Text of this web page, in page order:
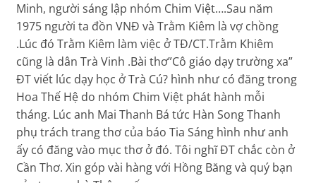
Minh, người sáng lập nhóm Chim Việt….Sau năm
1975 người ta đồn VNĐ và Trằm Kiêm là vợ chồng
.Lúc đó Trằm Kiêm làm việc ở TĐ/CT.Trằm Khiêm
cũng là dân Trà Vinh .Bài thơ”Cô giáo dạy trường xa”
ĐT viết lúc dạy học ở Trà Cú? hình như có đăng trong
Hoa Thế Hệ do nhóm Chim Việt phát hành mỗi
tháng. Lúc anh Mai Thanh Bá tức Hàn Song Thanh
phụ trách trang thơ của báo Tia Sáng hình như anh
ấy có đăng vào mục thơ ở đó. Tôi nghĩ ĐT chắc còn ở
Cần Thơ. Xin góp vài hàng với Hồng Băng và quý bạn